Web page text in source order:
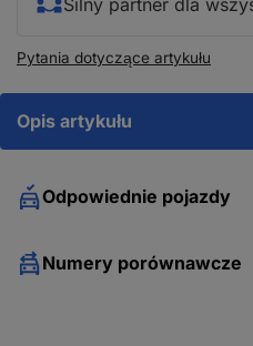
Pytania dotyczące artykułu
Opis artykułu
Odpowiednie pojazdy
Numery porównawcze